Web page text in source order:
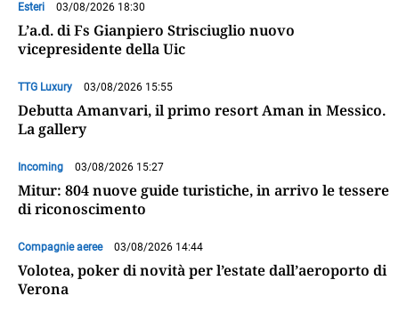
Esteri 03/08/2026 18:30
L’a.d. di Fs Gianpiero Strisciuglio nuovo
vicepresidente della Uic
TTG Luxury 03/08/2026 15:55
Debutta Amanvari, il primo resort Aman in Messico.
La gallery
Incoming 03/08/2026 15:27
Mitur: 804 nuove guide turistiche, in arrivo le tessere
di riconoscimento
Compagnie aeree 03/08/2026 14:44
Volotea, poker di novità per l’estate dall’aeroporto di
Verona